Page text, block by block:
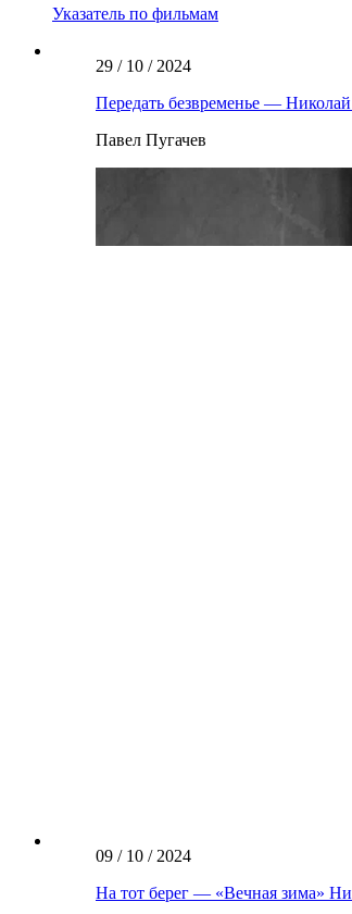
Указатель по фильмам
29 / 10 / 2024
Передать безвременье —
Павел Пугачев
09 / 10 / 2024
На тот берег — «Вечная зима»